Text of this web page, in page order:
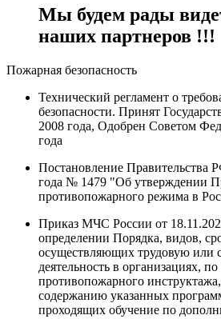
Мы будем рады
наших партнеров !!!
Пожарная безопасность
Технический регламент о
безопасности. Принят
2008 года, Одобрен Советом
года
Постановление Правительства
года № 1479 "Об утверждении
противопожарного режима в
Приказ МЧС России от
определении Порядка, видов,
осуществляющих трудовую или
деятельность в организациях,
противопожарного
содержанию указанных
проходящих обучение по